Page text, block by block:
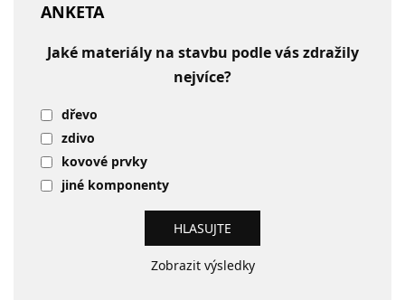
ANKETA
Jaké materiály na stavbu podle vás zdražily
nejvíce?
dřevo
zdivo
kovové prvky
jiné komponenty
Zobrazit výsledky